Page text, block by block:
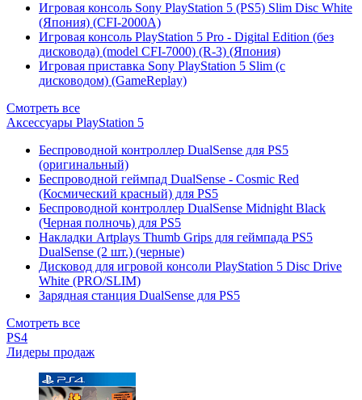
Игровая консоль Sony PlayStation 5 (PS5) Slim Disc White
(Япония) (CFI-2000A)
Игровая консоль PlayStation 5 Pro - Digital Edition (без
дисковода) (model CFI-7000) (R-3) (Япония)
Игровая приставка Sony PlayStation 5 Slim (с
дисководом) (GameReplay)
Смотреть все
Аксессуары PlayStation 5
Беспроводной контроллер DualSense для PS5
(оригинальный)
Беспроводной геймпад DualSense - Cosmic Red
(Космический красный) для PS5
Беспроводной контроллер DualSense Midnight Black
(Черная полночь) для PS5
Накладки Artplays Thumb Grips для геймпада PS5
DualSense (2 шт.) (черные)
Дисковод для игровой консоли PlayStation 5 Disc Drive
White (PRO/SLIM)
Зарядная станция DualSense для PS5
Смотреть все
PS4
Лидеры продаж